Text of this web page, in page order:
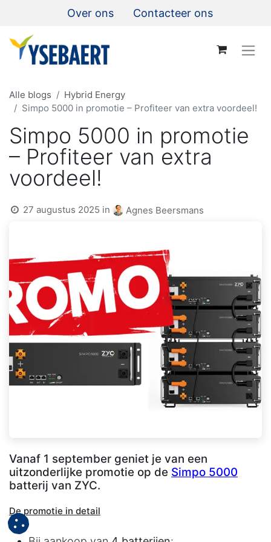
Over ons Contacteer ons
Alle blogs
Hybrid Energy
Simpo 5000 in promotie – Profiteer van extra voordeel!
Simpo 5000 in promotie
– Profiteer van extra
voordeel!
27 augustus 2025 in Agnes Beersmans
Vanaf 1 september geniet je van een
uitzonderlijke promotie op de Simpo 5000
batterij van ZYC.
De promotie in detail